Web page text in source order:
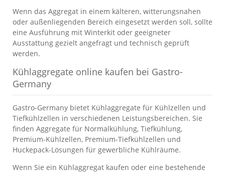
Wenn das Aggregat in einem kälteren, witterungsnahen
oder außenliegenden Bereich eingesetzt werden soll, sollte
eine Ausführung mit Winterkit oder geeigneter
Ausstattung gezielt angefragt und technisch geprüft
werden.
Kühlaggregate online kaufen bei Gastro-
Germany
Gastro-Germany bietet Kühlaggregate für Kühlzellen und
Tiefkühlzellen in verschiedenen Leistungsbereichen. Sie
finden Aggregate für Normalkühlung, Tiefkühlung,
Premium-Kühlzellen, Premium-Tiefkühlzellen und
Huckepack-Lösungen für gewerbliche Kühlräume.
Wenn Sie ein Kühlaggregat kaufen oder eine bestehende